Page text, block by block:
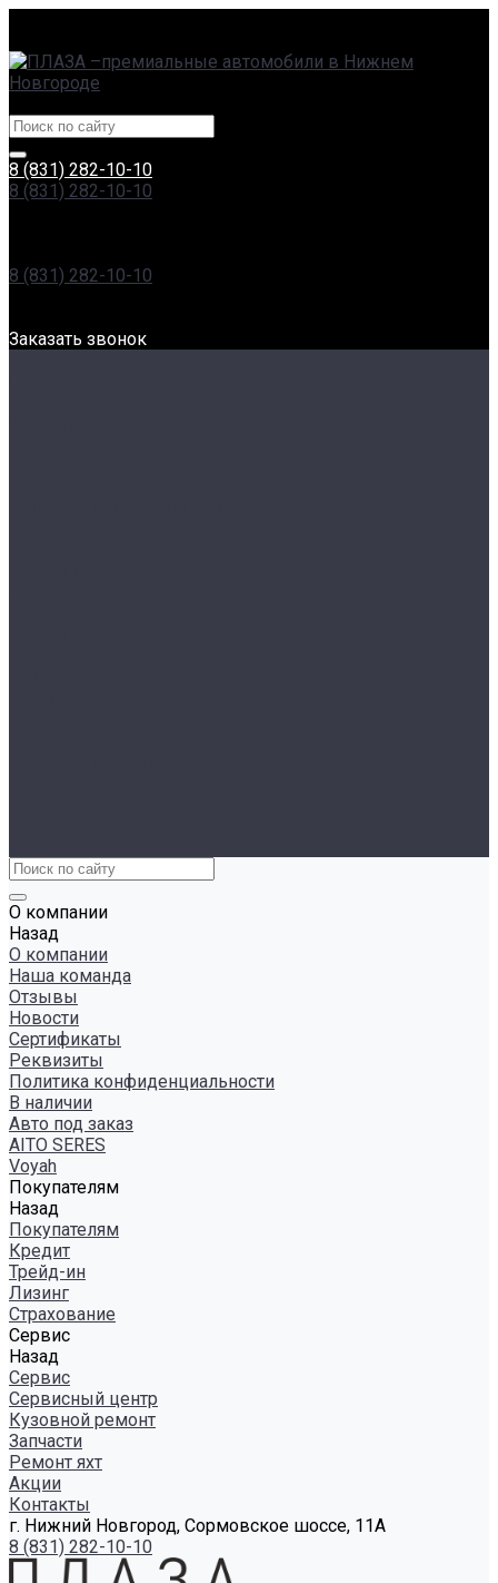
8 (831) 282-10-10
8 (831) 282-10-10
8 (831) 282-10-10
Заказать звонок
О компании
Назад
О компании
Наша команда
Отзывы
Новости
Сертификаты
Реквизиты
Политика конфиденциальности
В наличии
Авто под заказ
AITO SERES
Voyah
Покупателям
Назад
Покупателям
Кредит
Трейд-ин
Лизинг
Страхование
Сервис
Назад
Сервис
Сервисный центр
Кузовной ремонт
Запчасти
Ремонт яхт
Акции
Контакты
г. Нижний Новгород, Сормовское шоссе, 11А
8 (831) 282-10-10